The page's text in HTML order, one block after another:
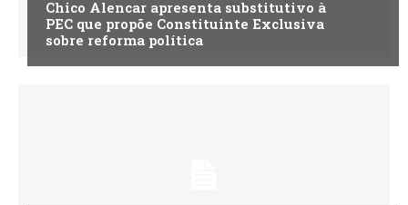
Chico Alencar apresenta substitutivo à
PEC que propõe Constituinte Exclusiva
sobre reforma política